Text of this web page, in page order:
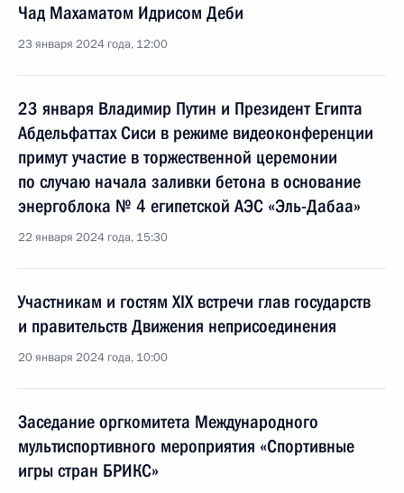
Чад Махаматом Идрисом Деби
23 января 2024 года, 12:00
23 января Владимир Путин и Президент Египта
Абдельфаттах Сиси в режиме видеоконференции
примут участие в торжественной церемонии
по случаю начала заливки бетона в основание
энергоблока № 4 египетской АЭС «Эль-Дабаа»
22 января 2024 года, 15:30
Участникам и гостям XIX встречи глав государств
и правительств Движения неприсоединения
20 января 2024 года, 10:00
Заседание оргкомитета Международного
мультиспортивного мероприятия «Спортивные
игры стран БРИКС»